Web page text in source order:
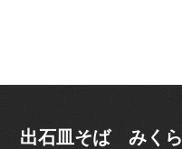
出石皿そば みくら